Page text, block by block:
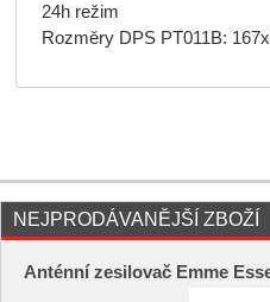
24h režim
Rozměry DPS PT011B:
NEJPRODÁVANĚJŠÍ ZBOŽÍ
Anténní zesilovač Emme